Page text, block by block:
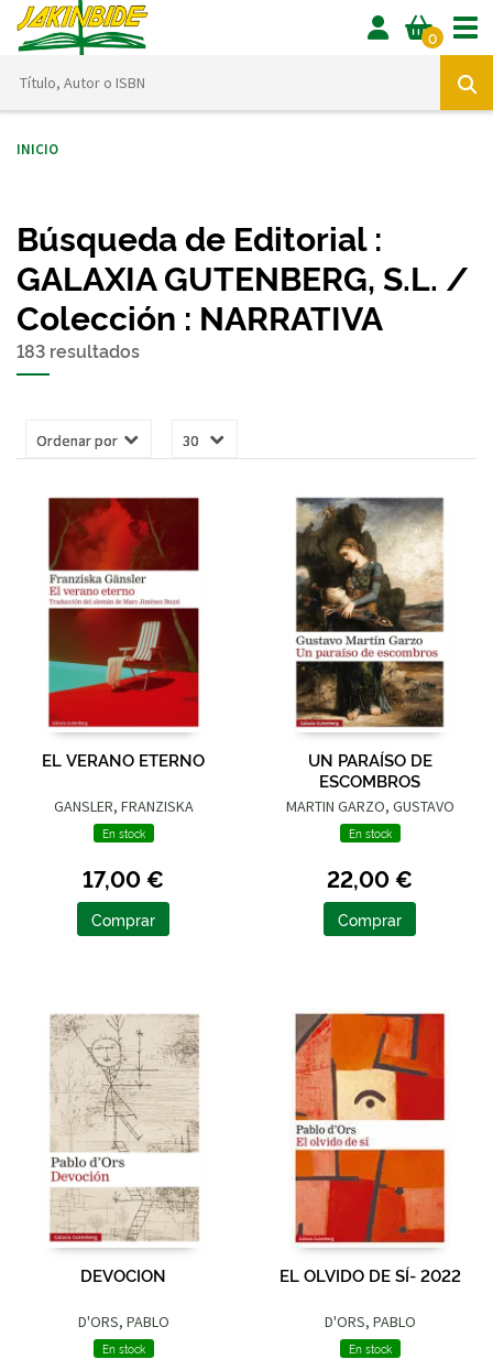
0
Inicio
Búsqueda de Editorial :
GALAXIA GUTENBERG, S.L. /
Colección : NARRATIVA
183 resultados
EL VERANO ETERNO
GANSLER, FRANZISKA
En stock
17,00 €
Comprar
UN PARAÍSO DE
ESCOMBROS
MARTIN GARZO, GUSTAVO
En stock
22,00 €
Comprar
DEVOCION
D'ORS, PABLO
En stock
EL OLVIDO DE SÍ- 2022
D'ORS, PABLO
En stock